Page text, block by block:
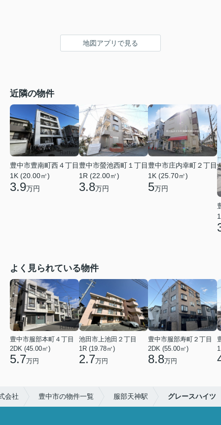
地図アプリで見る
近隣の物件
豊中市豊南町西４丁目
1K (20.00㎡)
3.9万円
豊中市螢池西町１丁目
1R (22.00㎡)
3.8万円
豊中市庄内幸町２丁目
1K (25.70㎡)
5万円
よく見られている物件
豊中市服部本町４丁目
2DK (45.00㎡)
5.7万円
池田市上池田２丁目
1R (19.78㎡)
2.7万円
豊中市服部寿町２丁目
2DK (55.00㎡)
8.8万円
会社 豊中市の物件一覧 服部天神駅 グレースハイツ